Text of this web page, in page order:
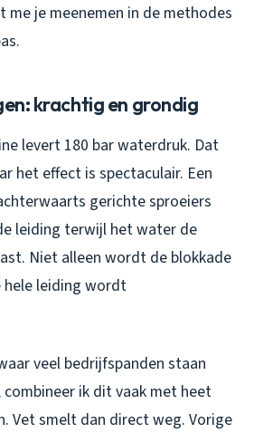
je meenemen in de methodes
krachtig en grondig
levert 180 bar waterdruk. Dat
het effect is spectaculair. Een
gerichte sproeiers
leiding terwijl het water de
Niet alleen wordt de blokkade
hele leiding wordt
veel bedrijfspanden staan
ik dit vaak met heet
Vet smelt dan direct weg. Vorige